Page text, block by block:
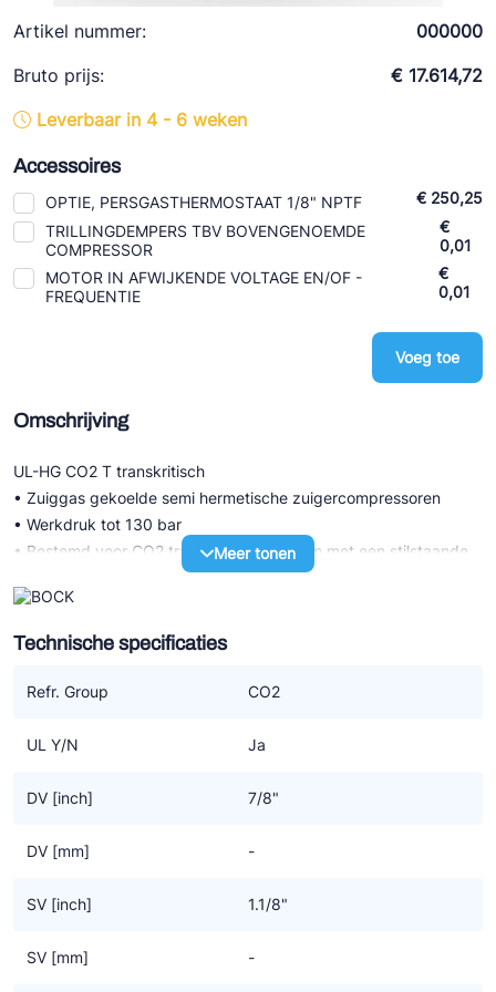
Artikel nummer:
000000
Bruto prijs:
€ 17.614,72
Leverbaar in 4 - 6 weken
Accessoires
OPTIE, PERSGASTHERMOSTAAT 1/8" NPTF
€ 250,25
TRILLINGDEMPERS TBV BOVENGENOEMDE
COMPRESSOR
€
0,01
MOTOR IN AFWIJKENDE VOLTAGE EN/OF -
FREQUENTIE
€
0,01
Voeg toe
Omschrijving
UL-HG CO2 T transkritisch
• Zuiggas gekoelde semi hermetische zuigercompressoren
• Werkdruk tot 130 bar
• Bestemd voor CO2 transkritisch systeem met een stilstaande
druk LD 100 bar / HD 150 bar
• Hoogst mogelijke efficiency voor compressor en systeem
dankzij een specifiek CO2 design
UL-HG P CO2 T transkritisch (LSPM)
Permanent Magnet) met verder dezelfde technische
• De hogere graad van efficiency door LSPM motor technologie
• Werkt synchroon, zonder slip dus daarom op hogere
tegelijkertijd even robuust zijn
koel- of verwarmingscapaciteit
Meer tonen
Technische specificaties
Refr. Group CO2
UL Y/N Ja
DV [inch] 7/8"
DV [mm] -
SV [inch] 1.1/8"
SV [mm] -